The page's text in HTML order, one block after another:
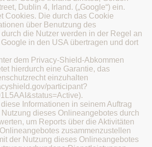
Dublin 4, Irland. („Google“) ein.
Cookies. Die durch das Cookie
über Benutzung des
die Nutzer werden in der Regel an
in den USA übertragen und dort
dem Privacy-Shield-Abkommen
hierdurch eine Garantie, das
einzuhalten
participant?
Informationen in seinem Auftrag
dieses Onlineangebotes durch
um Reports über die Aktivitäten
zusammenzustellen
der Nutzung dieses Onlineangebotes